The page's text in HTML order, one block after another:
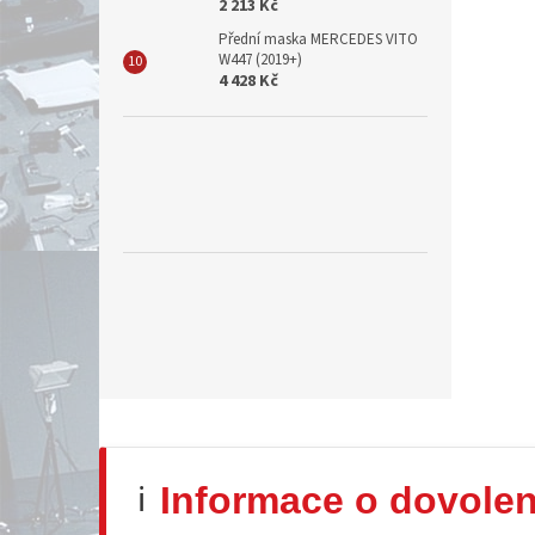
2 213 Kč
Přední maska MERCEDES VITO
W447 (2019+)
4 428 Kč
ℹ️ Informace o